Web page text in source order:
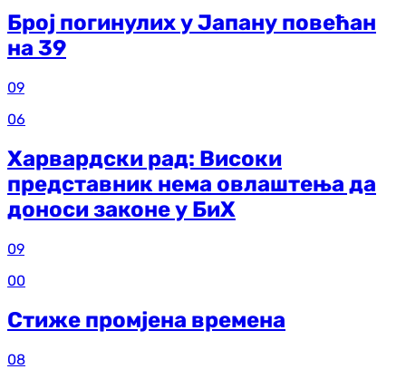
Број погинулих у Јапану повећан
на 39
09
06
Харвардски рад: Високи
представник нема овлаштења да
доноси законе у БиХ
09
00
Стиже промјена времена
08